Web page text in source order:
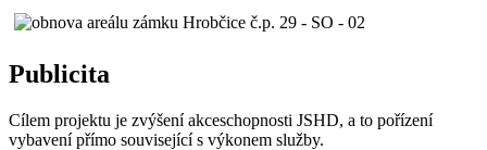
Publicita
Cílem projektu je zvýšení akceschopnosti JSHD, a to pořízení
vybavení přímo související s výkonem služby.